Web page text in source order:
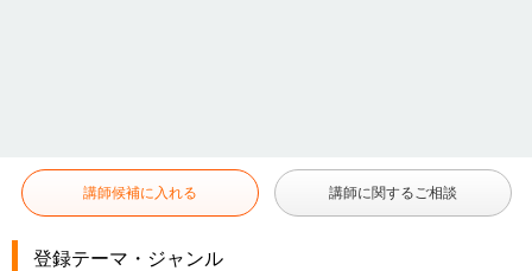
講師候補に入れる 講師に関するご相談
登録テーマ・ジャンル